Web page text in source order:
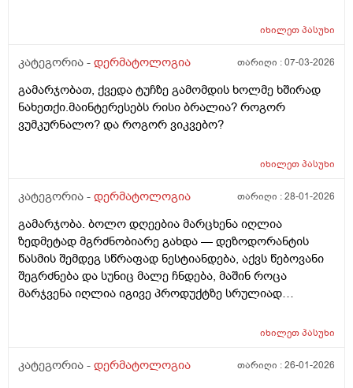
და დაემატა წარბებს შორის . გავაგრძელე ეს ეგზემია
არ ვისმევ მაგრამ კანი მაქვს საშინლად გამომშრალი
ზუსტად რა მჭირს მეშინია რაიმე კრემია წასმა რომ
უარესი არ დამემართოს რა შეიძლება გავაკეთო ?
იხილეთპასუხი
კატეგორია - დერმატოლოგია თარიღი :07-03-2026
გამარჯობათ, ქვედა ტუჩზე გამომდის ხოლმე ხშირად
ნახეთქი.მაინტერესებს რისი ბრალია? როგორ
ვუმკურნალო? და როგორ ვიკვებო?
იხილეთპასუხი
კატეგორია - დერმატოლოგია თარიღი :28-01-2026
გამარჯობა. ბოლო დღეებია მარცხენა იღლია
ზედმეტად მგრძნობიარე გახდა — დეზოდორანტის
წასმის შემდეგ სწრაფად ნესტიანდება, აქვს წებოვანი
შეგრძნება და სუნიც მალე ჩნდება, მაშინ როცა
მარჯვენა იღლია იგივე პროდუქტზე სრულიად
ტკივილი არ მაქვს, მაგრამ აშკარა ასიმეტრიაა
კანის გაღიზიანება, ოფლის ჯირკვლების აქტივობის
იხილეთპასუხი
კატეგორია - დერმატოლოგია თარიღი :26-01-2026